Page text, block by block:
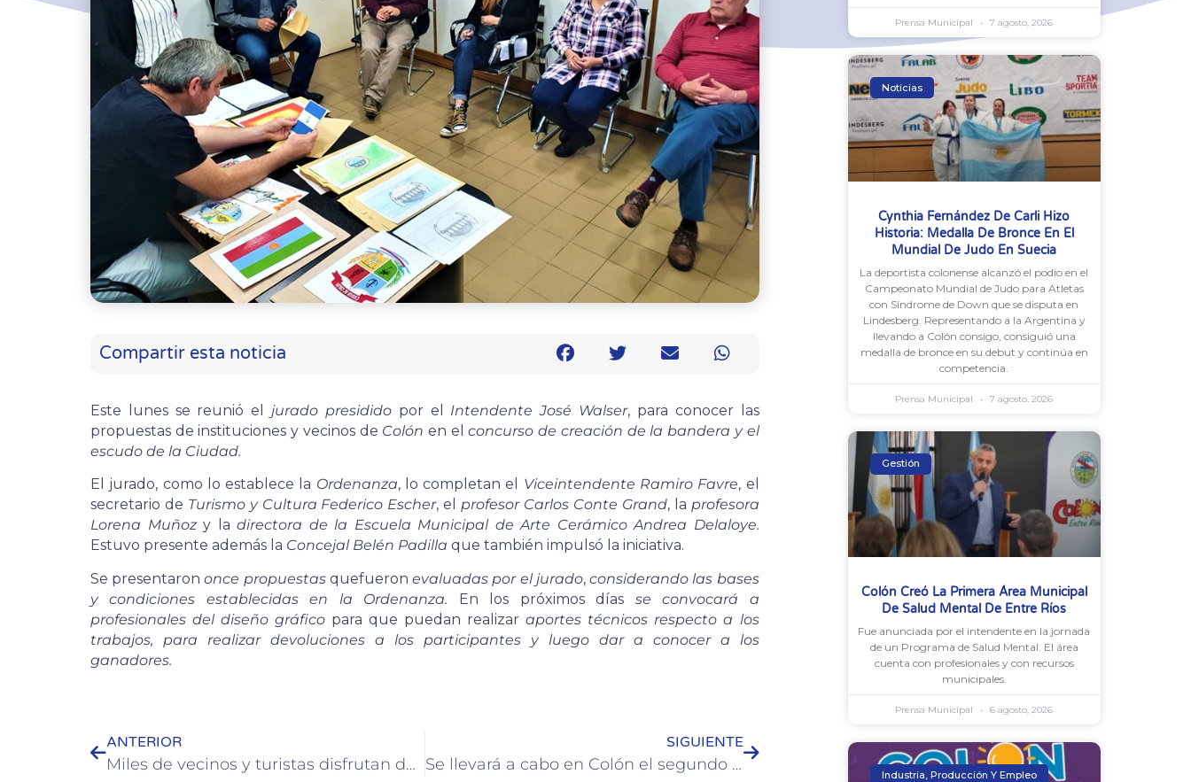
Compartir esta noticia
Este lunes se reunió el jurado presididopor el Intendente José Walser, para conocer las
propuestas de instituciones y vecinos de Colón en elconcurso de creación de la bandera y el
escudo de la Ciudad.
El jurado, como lo establece la Ordenanza, lo completan el Viceintendente Ramiro Favre, el
secretario de Turismo y Cultura Federico Escher, elprofesor Carlos Conte Grand, la profesora
Lorena Muñozy la directora de la Escuela Municipal de Arte Cerámico Andrea Delaloye.
Estuvo presente además la Concejal Belén Padilla que también impulsó la iniciativa.
Se presentarononce propuestas quefueron evaluadas por el jurado,considerando las bases
y condiciones establecidas en la Ordenanza. En los próximos días se convocará a
profesionales del diseño gráfico para que puedan realizaraportes técnicos respecto a los
trabajos, para realizar devoluciones a los participantes y luego dar a conocer a los
ganadores.
ANTERIOR
Miles de vecinos y turistas disfrutan de variadas propuestas en Colón
SIGUIENTE
Se llevará a cabo en Colón el segundo encuentro contra el Bullying, Ciberbullying y Grooming
Prensa Municipal 7 agosto, 2026
Noticias
Cynthia Fernández De Carli Hizo
Historia: Medalla De Bronce En El
Mundial De Judo En Suecia
La deportista colonense alcanzó el podio en el
Campeonato Mundial de Judo para Atletas
con Síndrome de Down que se disputa en
Lindesberg. Representando a la Argentina y
llevando a Colón consigo, consiguió una
medalla de bronce en su debut y continúa en
competencia.
Prensa Municipal 7 agosto, 2026
Gestión
Colón Creó La Primera Área Municipal
De Salud Mental De Entre Ríos
Fue anunciada por el intendente en la jornada
de un Programa de Salud Mental. El área
cuenta con profesionales y con recursos
municipales.
Prensa Municipal 6 agosto, 2026
Industria, Producción Y Empleo